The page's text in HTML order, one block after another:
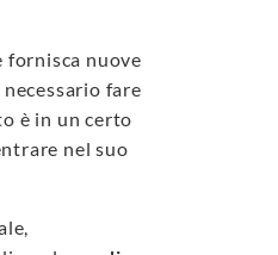
nuove
fare
è in un certo
nel suo